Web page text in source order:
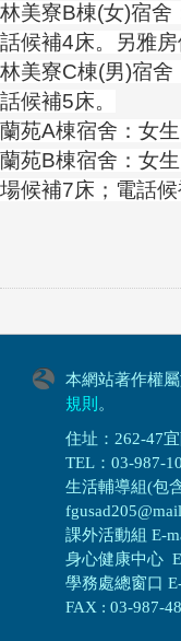
林美寮B棟(女)宿舍
話候補4床。另雅房
林美寮C棟(男)宿
話候補5床。
蘭苑A棟宿舍：女
蘭苑B棟宿舍：女
場候補7床；電話候
本網站著作權
規則 。
住址：262-47
TEL：03-987-
生活輔導組(包
課外活動組 E-
身心健康中心
學務處總窗口
FAX : 03-987-